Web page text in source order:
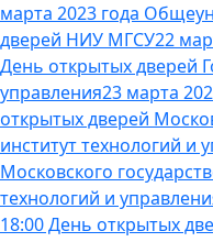
марта 2023 года
дверей НИУ МГСУ22
День открытых дверей
управления23 марта
открытых дверей
институт технологий и
Московского
технологий и
18:00 День открытых